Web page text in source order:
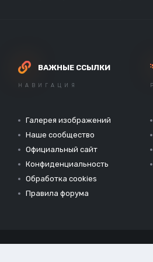
ВАЖНЫЕ ССЫЛКИ
НАВИГАЦИЯ
Галерея изображений
Наше сообщество
Официальный сайт
Конфиденциальность
Обработка cookies
Правила форума